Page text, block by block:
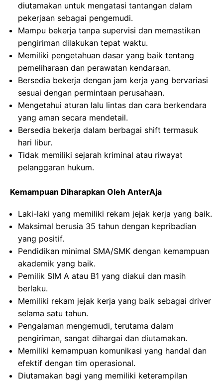
diutamakan untuk mengatasi tantangan dalam
pekerjaan sebagai pengemudi.
Mampu bekerja tanpa supervisi dan memastikan
pengiriman dilakukan tepat waktu.
Memiliki pengetahuan dasar yang baik tentang
pemeliharaan dan perawatan kendaraan.
Bersedia bekerja dengan jam kerja yang bervariasi
sesuai dengan permintaan perusahaan.
Mengetahui aturan lalu lintas dan cara berkendara
yang aman secara mendetail.
Bersedia bekerja dalam berbagai shift termasuk
hari libur.
Tidak memiliki sejarah kriminal atau riwayat
pelanggaran hukum.
Kemampuan Diharapkan Oleh AnterAja
Laki-laki yang memiliki rekam jejak kerja yang baik.
Maksimal berusia 35 tahun dengan kepribadian
yang positif.
Pendidikan minimal SMA/SMK dengan kemampuan
akademik yang baik.
Pemilik SIM A atau B1 yang diakui dan masih
berlaku.
Memiliki rekam jejak kerja yang baik sebagai driver
selama satu tahun.
Pengalaman mengemudi, terutama dalam
pengiriman, sangat dihargai dan diutamakan.
Memiliki kemampuan komunikasi yang handal dan
efektif dengan tim operasional.
Diutamakan bagi yang memiliki keterampilan